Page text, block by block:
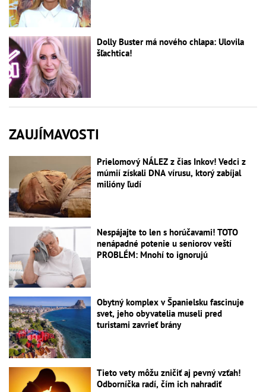
Dolly Buster má nového chlapa: Ulovila
šľachtica!
ZAUJÍMAVOSTI
Prielomový NÁLEZ z čias Inkov! Vedci z
múmií získali DNA vírusu, ktorý zabíjal
milióny ľudí
Nespájajte to len s horúčavami! TOTO
nenápadné potenie u seniorov veští
PROBLÉM: Mnohí to ignorujú
Obytný komplex v Španielsku fascinuje
svet, jeho obyvatelia museli pred
turistami zavrieť brány
Tieto vety môžu zničiť aj pevný vzťah!
Odborníčka radí, čím ich nahradiť